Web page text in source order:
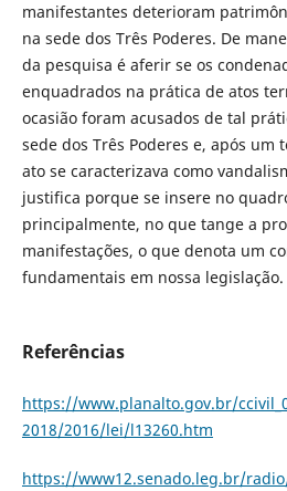
manifestantes deterioram
na sede dos Três Poderes. De
da pesquisa é aferir se os
enquadrados na prática de atos
ocasião foram acusados de tal
sede dos Três Poderes e, após um
ato se caracterizava como
justifica porque se insere no
principalmente, no que tange a
manifestações, o que denota um
fundamentais em nossa legislação.
Referências
https://www.planalto.gov.br/
2018/2016/lei/l13260.htm
https://www12.senado.leg.br/